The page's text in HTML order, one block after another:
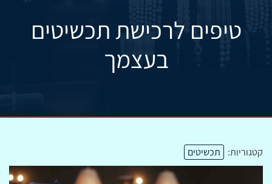
טיפים לרכישת תכשיטים
בעצמך
קטגוריות: תכשיטים